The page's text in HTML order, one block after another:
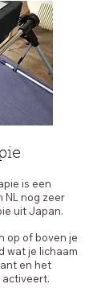
is een
NL nog zeer
uit Japan.
op of boven je
wat je lichaam
en het
activeert.